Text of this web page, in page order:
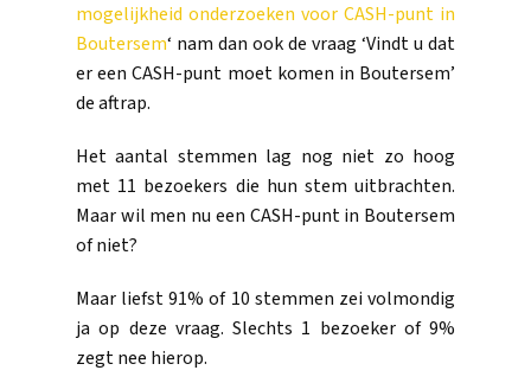
mogelijkheid onderzoeken voor CASH-punt in
Boutersem‘ nam dan ook de vraag ‘Vindt u dat
er een CASH-punt moet komen in Boutersem’
de aftrap.
Het aantal stemmen lag nog niet zo hoog
met 11 bezoekers die hun stem uitbrachten.
Maar wil men nu een CASH-punt in Boutersem
of niet?
Maar liefst 91% of 10 stemmen zei volmondig
ja op deze vraag. Slechts 1 bezoeker of 9%
zegt nee hierop.